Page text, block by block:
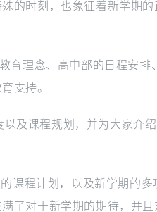
的时刻，也象征着新学期
育理念、高中部的日程安
支持。
以及课程规划，并为大家介
的课程计划，以及新学期的
了对于新学期的期待，并